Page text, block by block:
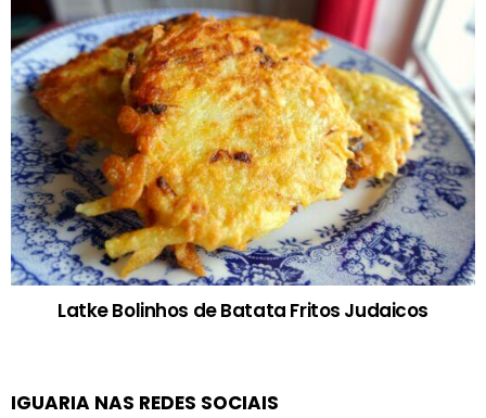
Latke Bolinhos de Batata Fritos Judaicos
IGUARIA NAS REDES SOCIAIS